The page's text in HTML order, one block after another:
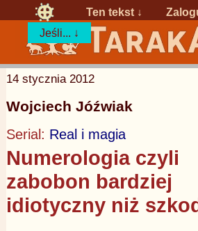
Ten tekst ↓
Jeśli... ↓
14 stycznia 2012
Wojciech Jóźwiak
Serial: Real i magia
Numerologia czyli
zabobon bardziej
idiotyczny niż